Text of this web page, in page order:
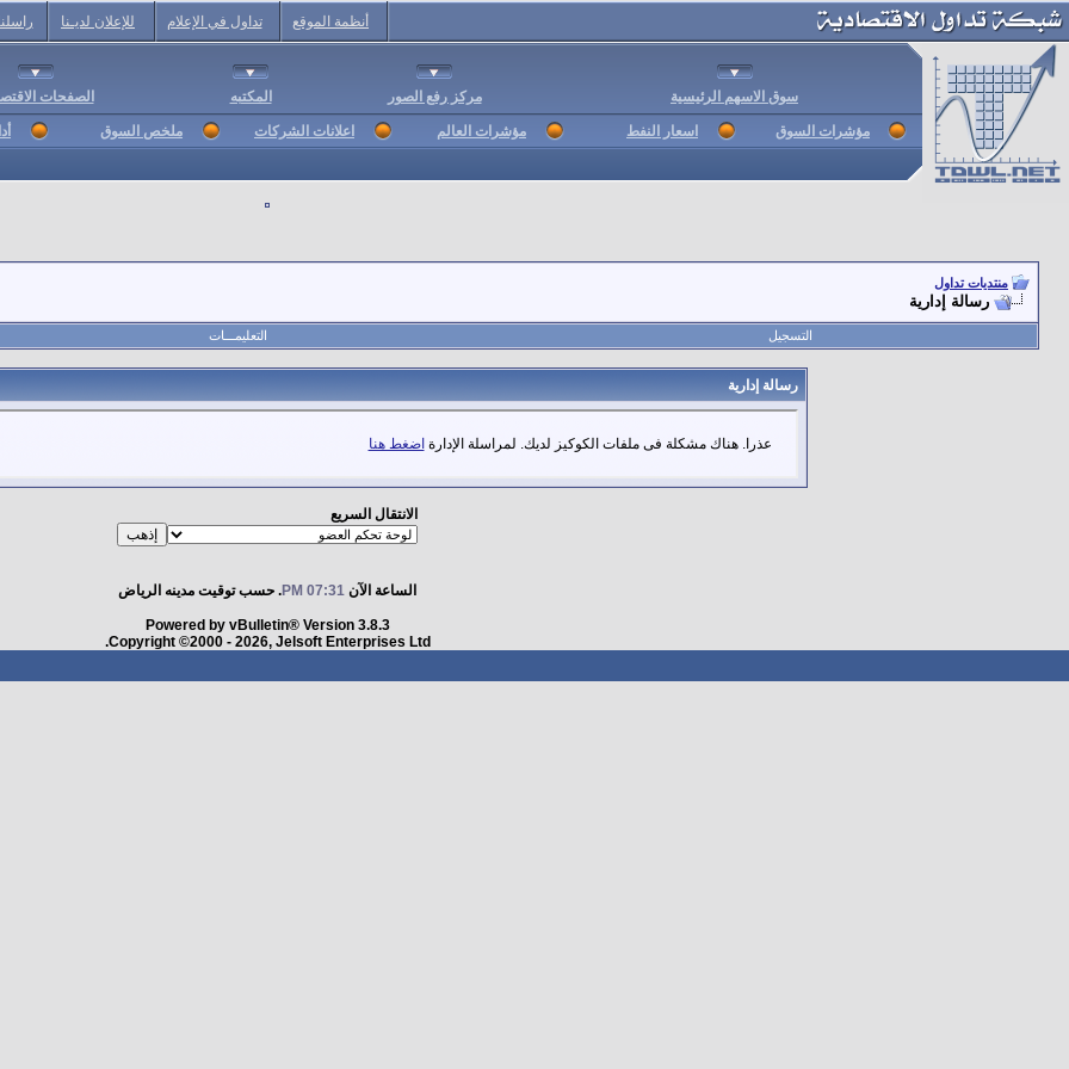
أنظمة الموقع تداول في الإعلام للإعلان لديـنا
سوق الاسهم الرئيسية مركز رفع الصور المكتبه الصفحات
مؤشرات السوق اسعار النفط مؤشرات العالم اعلانات الشركات ملخص السوق
منتديات تداول
رسالة إدارية
التسجيل التعليمـــات
رسالة إدارية
عذرا. هناك مشكلة فى ملفات الكوكيز لديك. لمراسلة الإدارة اضغط هنا
الانتقال السريع
الساعة الآن 07:31 PM . حسب توقيت مدينه الرياض
Powered by vBulletin® Version 3.8.3
Copyright ©2000 - 2026, Jelsoft Enterprises Ltd.